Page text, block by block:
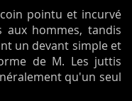
pointu et incurvé
hommes, tandis
un devant simple et
de M. Les juttis
qu'un seul